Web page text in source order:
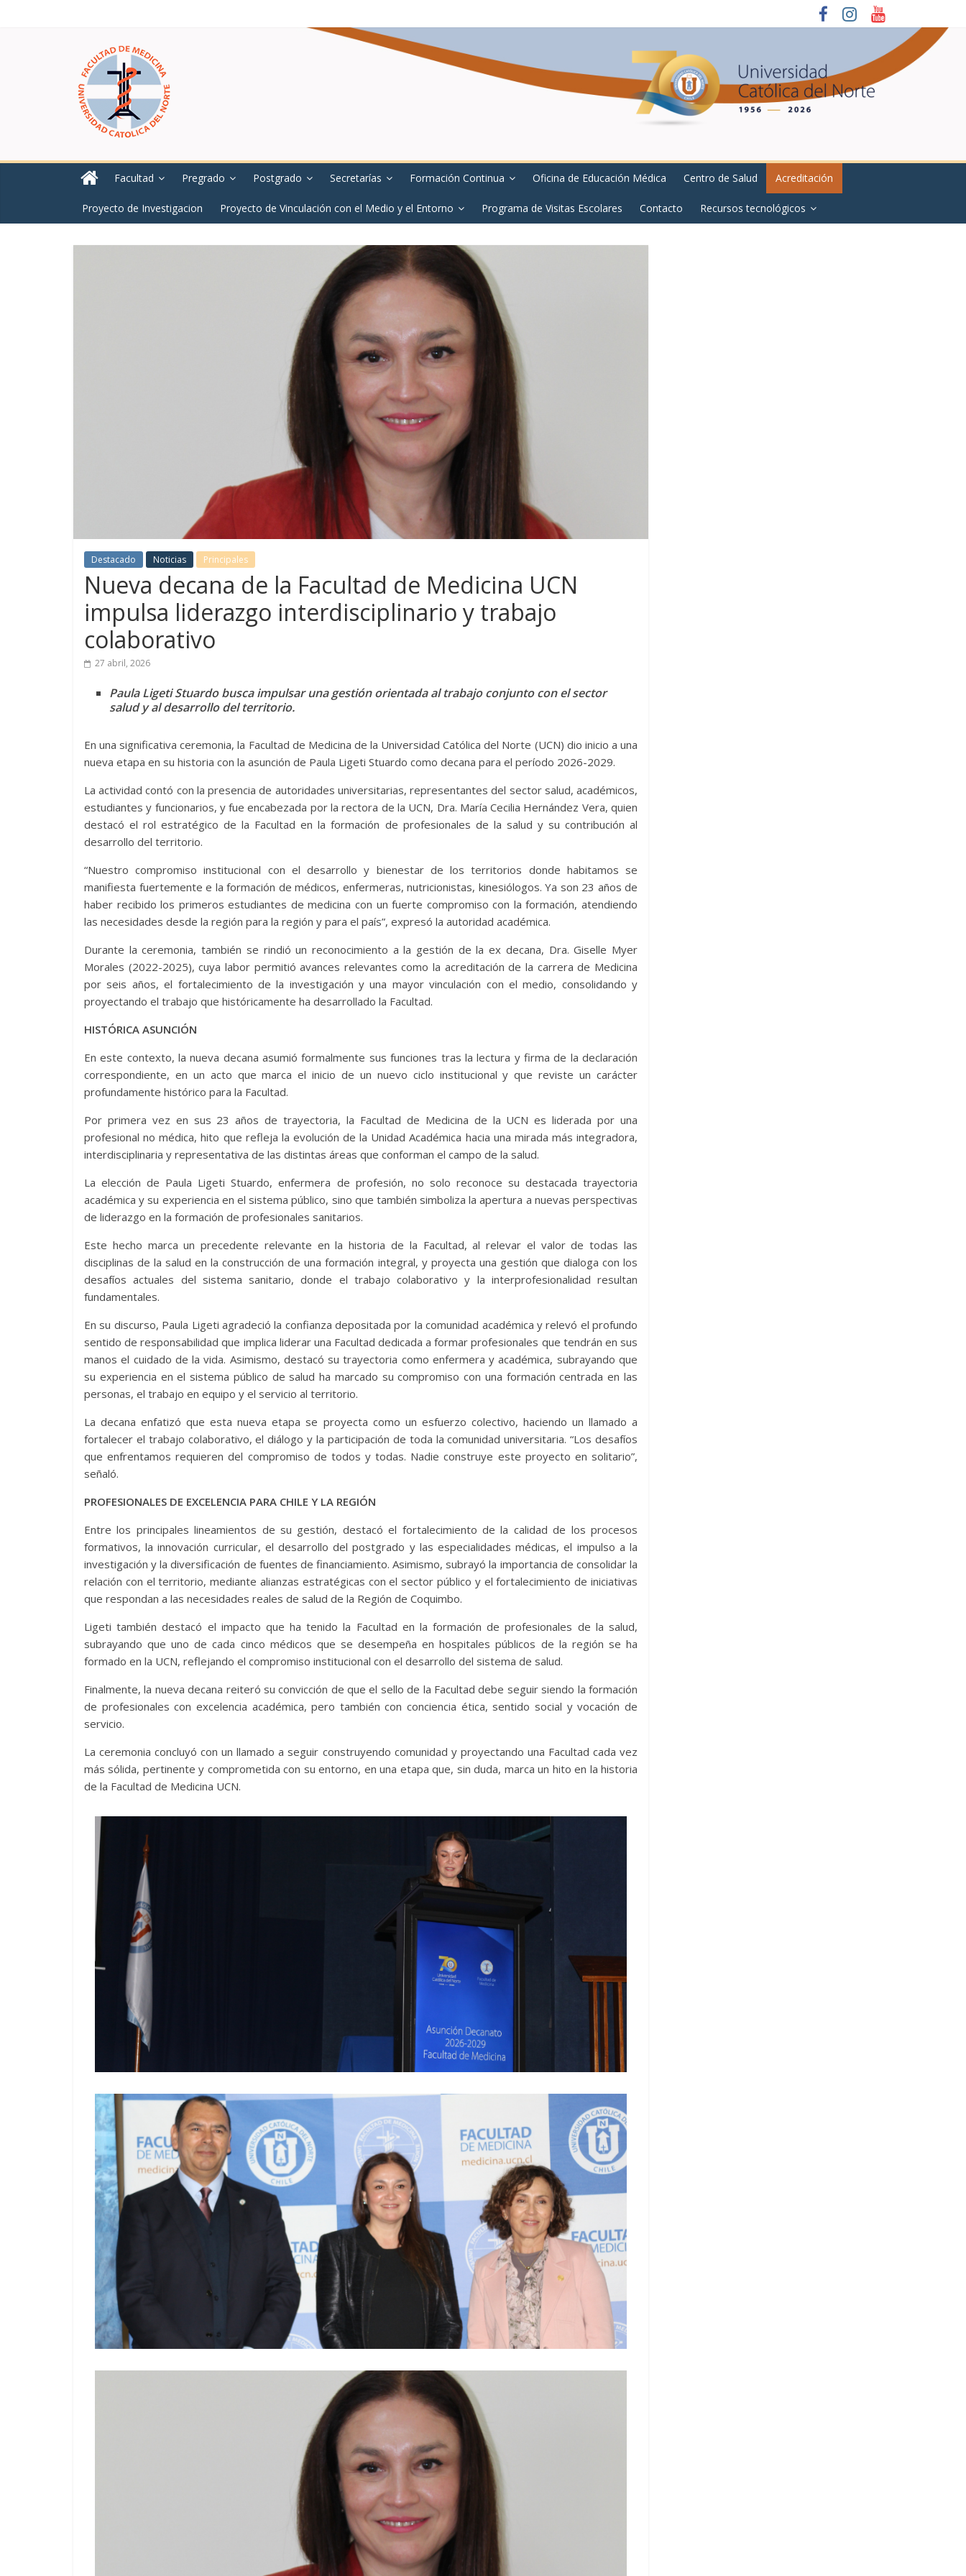
Facultad Pregrado Postgrado Secretarías Formación Continua Oficina de Educación Médica Centro de Salud Acreditación
Proyecto de Investigacion Proyecto de Vinculación con el Medio y el Entorno Programa de Visitas Escolares Contacto Recursos tecnológicos
Destacado Noticias Principales
Nueva decana de la Facultad de Medicina UCN
impulsa liderazgo interdisciplinario y trabajo
colaborativo
27 abril, 2026
Paula Ligeti Stuardo busca impulsar una gestión orientada al trabajo conjunto con el sector
salud y al desarrollo del territorio.
En una significativa ceremonia, la Facultad de Medicina de la Universidad Católica del Norte (UCN) dio inicio a una
nueva etapa en su historia con la asunción de Paula Ligeti Stuardo como decana para el período 2026-2029.
La actividad contó con la presencia de autoridades universitarias, representantes del sector salud, académicos,
estudiantes y funcionarios, y fue encabezada por la rectora de la UCN, Dra. María Cecilia Hernández Vera, quien
destacó el rol estratégico de la Facultad en la formación de profesionales de la salud y su contribución al
desarrollo del territorio.
“Nuestro compromiso institucional con el desarrollo y bienestar de los territorios donde habitamos se
manifiesta fuertemente e la formación de médicos, enfermeras, nutricionistas, kinesiólogos. Ya son 23 años de
haber recibido los primeros estudiantes de medicina con un fuerte compromiso con la formación, atendiendo
las necesidades desde la región para la región y para el país”, expresó la autoridad académica.
Durante la ceremonia, también se rindió un reconocimiento a la gestión de la ex decana, Dra. Giselle Myer
Morales (2022-2025), cuya labor permitió avances relevantes como la acreditación de la carrera de Medicina
por seis años, el fortalecimiento de la investigación y una mayor vinculación con el medio, consolidando y
proyectando el trabajo que históricamente ha desarrollado la Facultad.
HISTÓRICA ASUNCIÓN
En este contexto, la nueva decana asumió formalmente sus funciones tras la lectura y firma de la declaración
correspondiente, en un acto que marca el inicio de un nuevo ciclo institucional y que reviste un carácter
profundamente histórico para la Facultad.
Por primera vez en sus 23 años de trayectoria, la Facultad de Medicina de la UCN es liderada por una
profesional no médica, hito que refleja la evolución de la Unidad Académica hacia una mirada más integradora,
interdisciplinaria y representativa de las distintas áreas que conforman el campo de la salud.
La elección de Paula Ligeti Stuardo, enfermera de profesión, no solo reconoce su destacada trayectoria
académica y su experiencia en el sistema público, sino que también simboliza la apertura a nuevas perspectivas
de liderazgo en la formación de profesionales sanitarios.
Este hecho marca un precedente relevante en la historia de la Facultad, al relevar el valor de todas las
disciplinas de la salud en la construcción de una formación integral, y proyecta una gestión que dialoga con los
desafíos actuales del sistema sanitario, donde el trabajo colaborativo y la interprofesionalidad resultan
fundamentales.
En su discurso, Paula Ligeti agradeció la confianza depositada por la comunidad académica y relevó el profundo
sentido de responsabilidad que implica liderar una Facultad dedicada a formar profesionales que tendrán en sus
manos el cuidado de la vida. Asimismo, destacó su trayectoria como enfermera y académica, subrayando que
su experiencia en el sistema público de salud ha marcado su compromiso con una formación centrada en las
personas, el trabajo en equipo y el servicio al territorio.
La decana enfatizó que esta nueva etapa se proyecta como un esfuerzo colectivo, haciendo un llamado a
fortalecer el trabajo colaborativo, el diálogo y la participación de toda la comunidad universitaria. “Los desafíos
que enfrentamos requieren del compromiso de todos y todas. Nadie construye este proyecto en solitario”,
señaló.
PROFESIONALES DE EXCELENCIA PARA CHILE Y LA REGIÓN
Entre los principales lineamientos de su gestión, destacó el fortalecimiento de la calidad de los procesos
formativos, la innovación curricular, el desarrollo del postgrado y las especialidades médicas, el impulso a la
investigación y la diversificación de fuentes de financiamiento. Asimismo, subrayó la importancia de consolidar la
relación con el territorio, mediante alianzas estratégicas con el sector público y el fortalecimiento de iniciativas
que respondan a las necesidades reales de salud de la Región de Coquimbo.
Ligeti también destacó el impacto que ha tenido la Facultad en la formación de profesionales de la salud,
subrayando que uno de cada cinco médicos que se desempeña en hospitales públicos de la región se ha
formado en la UCN, reflejando el compromiso institucional con el desarrollo del sistema de salud.
Finalmente, la nueva decana reiteró su convicción de que el sello de la Facultad debe seguir siendo la formación
de profesionales con excelencia académica, pero también con conciencia ética, sentido social y vocación de
servicio.
La ceremonia concluyó con un llamado a seguir construyendo comunidad y proyectando una Facultad cada vez
más sólida, pertinente y comprometida con su entorno, en una etapa que, sin duda, marca un hito en la historia
de la Facultad de Medicina UCN.